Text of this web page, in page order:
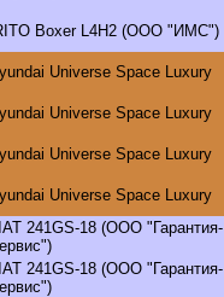
Boxer L4H2 (ООО "ИМС")
Universe Space Luxury
Universe Space Luxury
Universe Space Luxury
Universe Space Luxury
241GS-18 (ООО "Гарантия-
241GS-18 (ООО "Гарантия-